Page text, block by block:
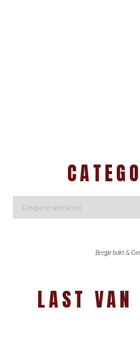
Bregje bakt &
LAST VAN